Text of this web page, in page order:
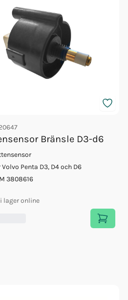
Bränsle D3-d6
Volvo Penta D3, D4 och D6
3808616
i lager online